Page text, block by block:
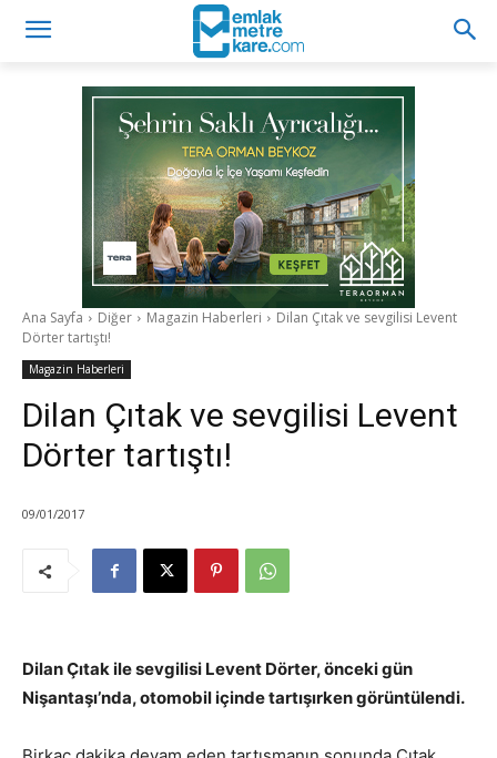
Ana Sayfa Diğer Magazin Haberleri
Dilan Çıtak ve sevgilisi Levent
Dörter tartıştı!
Magazin Haberleri
Dilan Çıtak ve sevgilisi Levent
Dörter tartıştı!
09/01/2017
Dilan Çıtak ile sevgilisi Levent Dörter, önceki gün
Nişantaşı’nda, otomobil içinde tartışırken görüntülendi.